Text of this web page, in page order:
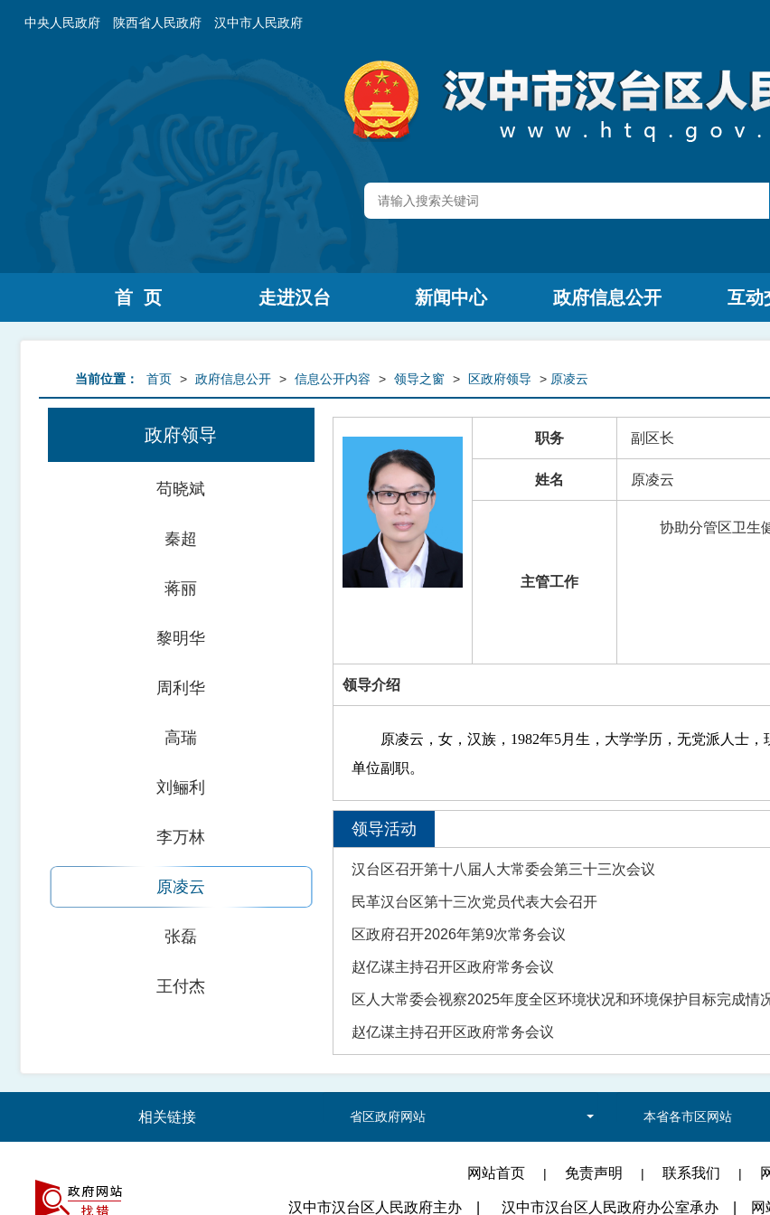
中央人民政府 陕西省人民政府 汉中市人民政府
首 页 走进汉台 新闻中心 政府信息公开 互动
当前位置： 首页 > 政府信息公开 > 信息公开内容 > 领导之窗 > 区政府领导 > 原凌云
政府领导
苟晓斌
秦超
蒋丽
黎明华
周利华
高瑞
刘鲡利
李万林
原凌云
张磊
王付杰
职务 副区长
姓名 原凌云
主管工作
协助分管区卫生健
领导介绍
原凌云，女，汉族， 1982年5月生，大学学历，无党派人士，
单位副职。
领导活动
汉台区召开第十八届人大常委会第三十三次会议
民革汉台区第十三次党员代表大会召开
区政府召开2026年第9次常务会议
赵亿谋主持召开区政府常务会议
区人大常委会视察2025年度全区环境状况和环境保护目标完成情
赵亿谋主持召开区政府常务会议
相关链接 省区政府网站 本省各市区网站
网站首页 | 免责声明 | 联系我们 |
汉中市汉台区人民政府主办 汉中市汉台区人民政府办公室承办 网